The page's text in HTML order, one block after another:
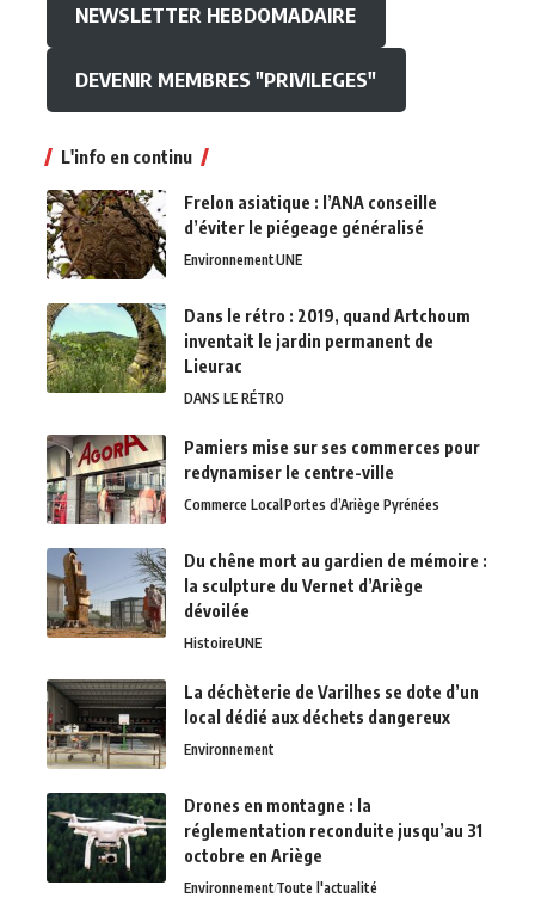
NEWSLETTER HEBDOMADAIRE
DEVENIR MEMBRES "PRIVILEGES"
L'info en continu
Frelon asiatique : l’ANA conseille
d’éviter le piégeage généralisé
EnvironnementUNE
Dans le rétro : 2019, quand Artchoum
inventait le jardin permanent de
Lieurac
DANS LE RÉTRO
Pamiers mise sur ses commerces pour
redynamiser le centre-ville
Commerce LocalPortes d’Ariège Pyrénées
Du chêne mort au gardien de mémoire :
la sculpture du Vernet d’Ariège
dévoilée
HistoireUNE
La déchèterie de Varilhes se dote d’un
local dédié aux déchets dangereux
Environnement
Drones en montagne : la
réglementation reconduite jusqu’au 31
octobre en Ariège
EnvironnementToute l'actualité